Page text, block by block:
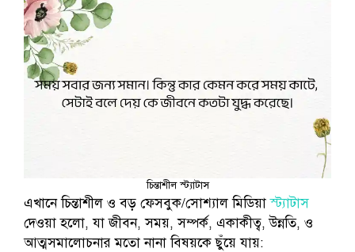
চিন্তাশীল স্ট্যাটাস
এখানে চিন্তাশীল ও বড় ফেসবুক/সোশ্যাল মিডিয়াস্ট্যাটাস
দেওয়া হলো, যা জীবন, সময়, সম্পর্ক, একাকীত্ব, উন্নতি, ও
আত্মসমালোচনার মতো নানা বিষয়কে ছুঁয়ে যায়: